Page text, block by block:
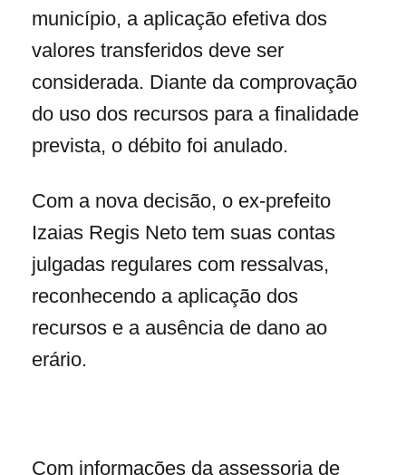
município, a aplicação efetiva dos
valores transferidos deve ser
considerada. Diante da comprovação
do uso dos recursos para a finalidade
prevista, o débito foi anulado.
Com a nova decisão, o ex-prefeito
Izaias Regis Neto tem suas contas
julgadas regulares com ressalvas,
reconhecendo a aplicação dos
recursos e a ausência de dano ao
erário.
Com informações da assessoria de